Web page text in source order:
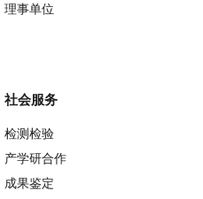
理事单位
社会服务
检测检验
产学研合作
成果鉴定